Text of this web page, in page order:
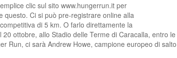
clic sul sito www.hungerrun.it per
questo. Ci si può pre-registrare online alla
di 5 km. O farlo direttamente la
20 ottobre, allo Stadio delle Terme di Caracalla, entro
Run, ci sarà Andrew Howe, campione europeo di